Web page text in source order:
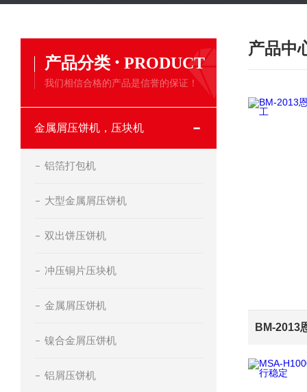
产品分类 · PRODUCT
我们相信合格的产品是信誉的保证！
金属屑压饼机，压块机
铝箔打包机
大型金属屑压饼机
双出饼压饼机
冲压铜片压块机
金属屑压饼机
镍合金屑压饼机
铝屑压饼机
产品中